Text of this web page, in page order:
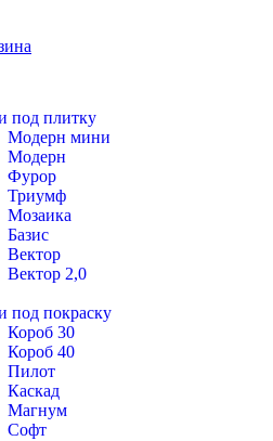
под плитку
Модерн мини
Модерн
Фурор
Триумф
Мозаика
Базис
Вектор
Вектор 2,0
под покраску
Короб 30
Короб 40
Пилот
Каскад
Магнум
Софт